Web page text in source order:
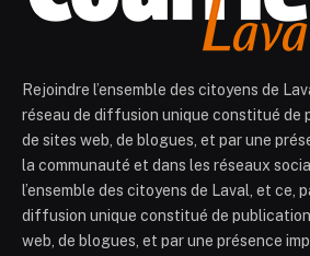
Rejoindre l’ensemble des citoyens de
réseau de diffusion unique constitué de
de sites web, de blogues, et par une
la communauté et dans les réseaux
l’ensemble des citoyens de Laval, et ce,
diffusion unique constitué de
web, de blogues, et par une présence